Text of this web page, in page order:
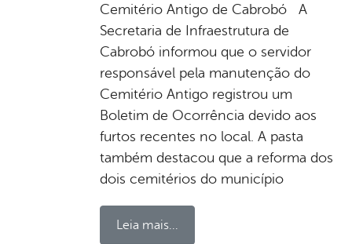
Cemitério Antigo de Cabrobó A
Secretaria de Infraestrutura de
Cabrobó informou que o servidor
responsável pela manutenção do
Cemitério Antigo registrou um
Boletim de Ocorrência devido aos
furtos recentes no local. A pasta
também destacou que a reforma dos
dois cemitérios do município
Leia mais...